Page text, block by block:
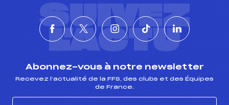
SUIVEZ
L'ACTU
Abonnez-vous à notre newsletter
Recevez l’actualité de la FFS, des clubs et des Équipes
de France.